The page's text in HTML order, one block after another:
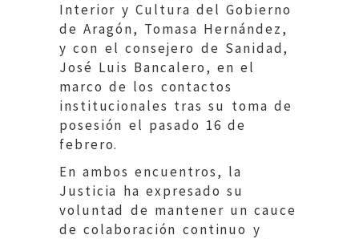
Interior y Cultura del Gobierno
de Aragón, Tomasa Hernández,
y con el consejero de Sanidad,
José Luis Bancalero, en el
marco de los contactos
institucionales tras su toma de
posesión el pasado 16 de
febrero.
En ambos encuentros, la
Justicia ha expresado su
voluntad de mantener un cauce
de colaboración continuo y